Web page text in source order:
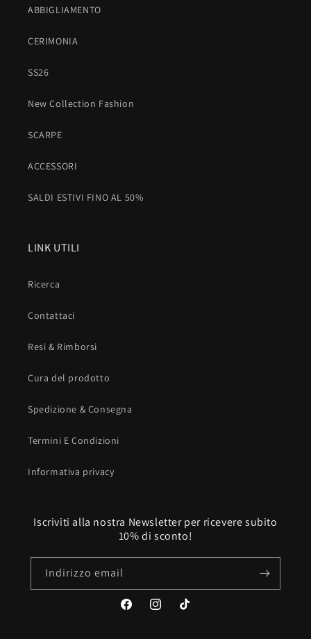
ABBIGLIAMENTO
CERIMONIA
SS26
New Collection Fashion
SCARPE
ACCESSORI
SALDI ESTIVI FINO AL 50%
LINK UTILI
Ricerca
Contattaci
Resi & Rimborsi
Cura del prodotto
Spedizione & Consegna
Termini E Condizioni
Informativa privacy
Iscriviti alla nostra Newsletter per ricevere subito
10% di sconto!
Indirizzo email
FacebookInstagramTikTok